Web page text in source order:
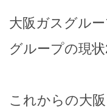
大阪ガスグル
グループの現
これからの大